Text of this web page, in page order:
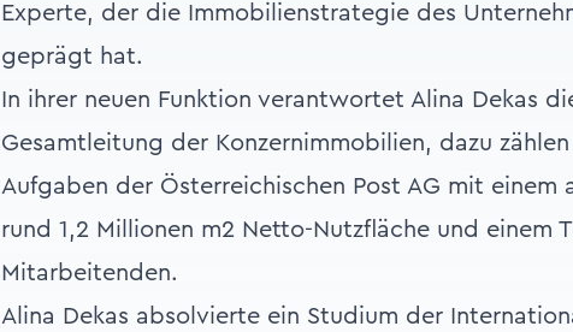
Experte, der die Immobilienstrategie des
geprägt hat.
In ihrer neuen Funktion verantwortet Alina Dekas
Gesamtleitung der Konzernimmobilien, dazu
Aufgaben der Österreichischen Post AG mit
rund 1,2 Millionen m2 Netto-Nutzfläche und einem
Mitarbeitenden.
Alina Dekas absolvierte ein Studium der